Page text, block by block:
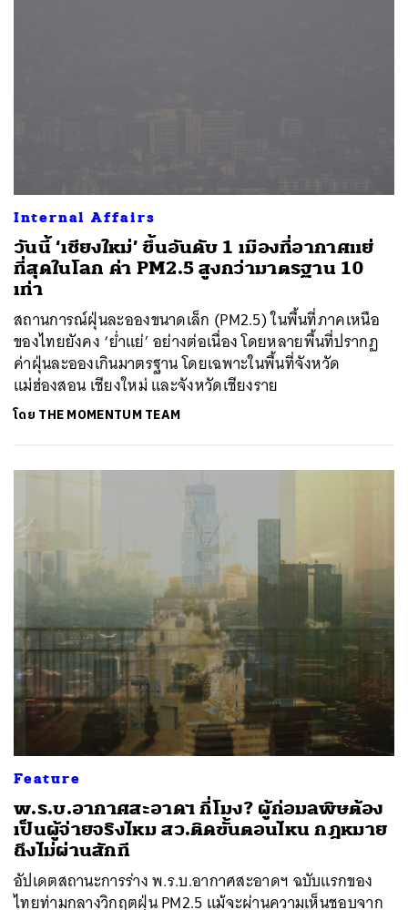
Internal Affairs
วันนี้ ‘เชียงใหม่’ ขึ้นอันดับ 1 เมืองที่อากาศแย่
ที่สุดในโลก ค่า PM2.5 สูงกว่ามาตรฐาน 10
เท่า
สถานการณ์ฝุ่นละอองขนาดเล็ก (PM2.5) ในพื้นที่ภาคเหนือ
ของไทยยังคง ‘ย่ำแย่’ อย่างต่อเนื่อง โดยหลายพื้นที่ปรากฏ
ค่าฝุ่นละอองเกินมาตรฐาน โดยเฉพาะในพื้นที่จังหวัด
แม่ฮ่องสอน เชียงใหม่ และจังหวัดเชียงราย
โดย THE MOMENTUM TEAM
Feature
พ.ร.บ.อากาศสะอาดฯ กี่โมง? ผู้ก่อมลพิษต้อง
เป็นผู้จ่ายจริงไหม สว.ติดขั้นตอนไหน กฎหมาย
ถึงไม่ผ่านสักที
อัปเดตสถานะการร่าง พ.ร.บ.อากาศสะอาดฯ ฉบับแรกของ
ไทยท่ามกลางวิกฤตฝุ่น PM2.5 แม้จะผ่านความเห็นชอบจาก